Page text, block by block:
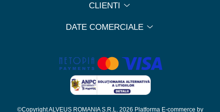
CLIENTI
DATE COMERCIALE
©Copyright ALVEUS ROMANIA S.R.L. 2026 Platforma E-commerce by